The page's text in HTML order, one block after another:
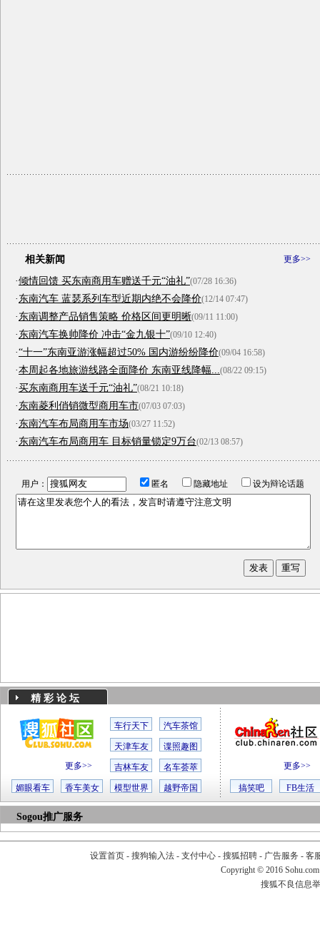
更多>>
相关新闻
·倾情回馈 买东南商用车赠送千元“油礼”(07/28 16:36)
·东南汽车 蓝瑟系列车型近期内绝不会降价(12/14 07:47)
·东南调整产品销售策略 价格区间更明晰(09/11 11:00)
·东南汽车换帅降价 冲击“金九银十”(09/10 12:40)
·“十一”东南亚游涨幅超过50% 国内游纷纷降价(09/04 16:58)
·本周起各地旅游线路全面降价 东南亚线降幅... (08/22 09:15)
·买东南商用车送千元“油礼”(08/21 10:18)
·东南菱利俏销微型商用车市(07/03 07:03)
·东南汽车布局商用车市场(03/27 11:52)
·东南汽车布局商用车 目标销量锁定9万台(02/13 08:57)
用户： 匿名 隐藏地址 设为辩论话题
精 彩 论 坛
更多>>
车行天下 汽车茶馆
天津车友 谍照趣图
吉林车友 名车荟萃
媚眼看车 香车美女 模型世界 越野帝国
更多>>
搞笑吧 FB生活
Sogou推广服务
设置首页- 搜狗输入法- 支付中心- 搜狐招聘- 广告服务 - 客
Copyright © 2016
搜狐不良信息